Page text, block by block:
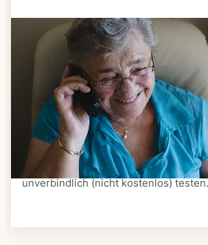
Schritt 3
Bestellen & liefern lassen
Suchen Sie sich aus dem Speiseplan
aus, was Ihnen schmeckt. Bestellen
schriftlich oder im Online-Shop Ihres
Ein Kurier liefert Ihnen das bestellte
vereinbarten Zeitpunkt nach Hause.
Anbietern können Sie Essen auf
unverbindlich (nicht kostenlos) testen.